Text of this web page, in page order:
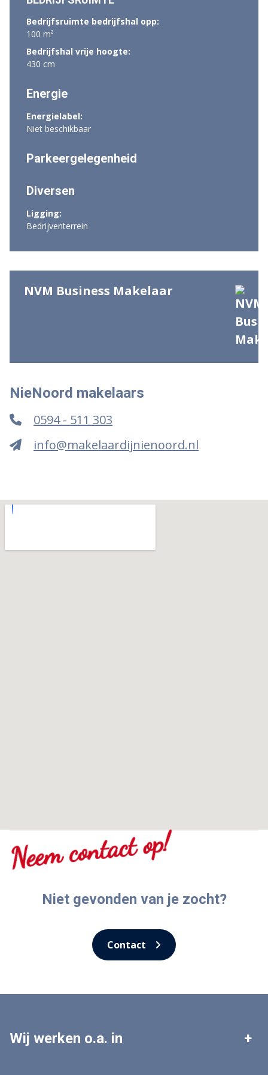
Bedrijfsruimte bedrijfshal opp:
100 m²
Bedrijfshal vrije hoogte:
430 cm
Energie
Energielabel:
Niet beschikbaar
Parkeergelegenheid
Diversen
Ligging:
Bedrijventerrein
NVM Business Makelaar
NieNoord makelaars
0594 - 511 303
info@makelaardijnienoord.nl
Niet gevonden van je zocht?
Neem contact op!
Contact
Wij werken o.a. in